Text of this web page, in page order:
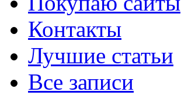
Контакты
Лучшие статьи
Все записи